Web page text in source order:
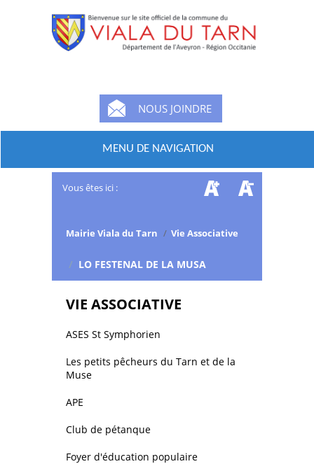
NOUS JOINDRE
MENU DE NAVIGATION
Vous êtes ici :
Mairie Viala du Tarn / Vie Associative
/ LO FESTENAL DE LA MUSA
VIE ASSOCIATIVE
ASES St Symphorien
Les petits pêcheurs du Tarn et de la
Muse
APE
Club de pétanque
Foyer d'éducation populaire